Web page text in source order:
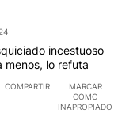
incestuoso
menos, lo refuta
COMPARTIR
MARCAR
COMO
INAPROPIADO